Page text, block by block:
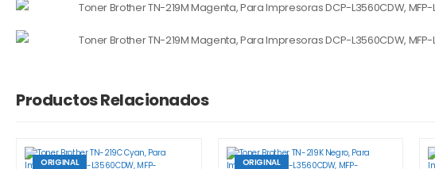
Productos Relacionados
ORIGINAL ORIGINAL